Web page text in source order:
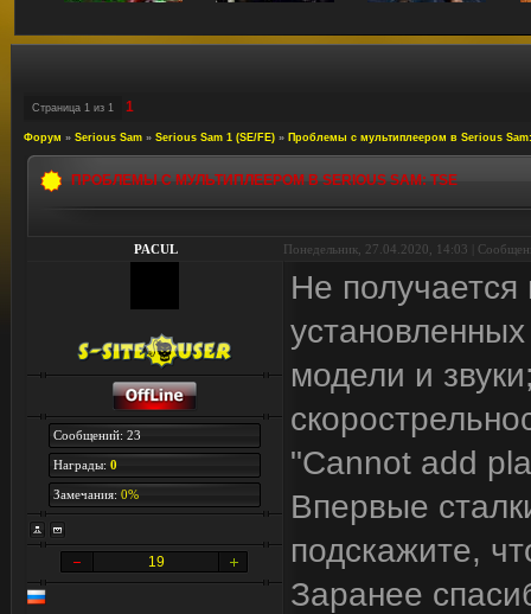
Страница 1 из 1 1
Форум » Serious Sam » Serious Sam 1 (SE/FE) » Проблемы с мультиплеером в Serious
ПРОБЛЕМЫ С МУЛЬТИПЛЕЕРОМ В SERIOUS SAM: TSE
PACUL Понедельник, 27.04.2020, 14:03 |
Сообщений: 23
Награды: 0
Замечания: 0%
19
Не получается
модели и
"Cannot add
Впервые
подскажите,
Заранее